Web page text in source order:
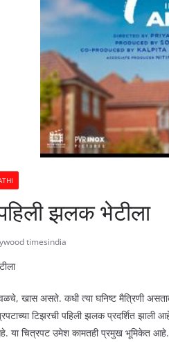
झलक भेटीला
timesindia
खास असते. कधी त्या घनिष्ट मैत्रिणी
टिझरची पहिली झलक प्रदर्शित
या चित्रपट उमेश कामतही प्रमुख भूमिकेत आहे.